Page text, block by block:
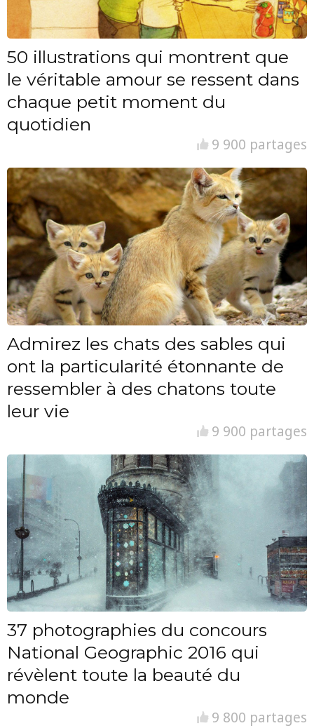
50 illustrations qui montrent que
le véritable amour se ressent dans
chaque petit moment du
quotidien
9 900 partages
Admirez les chats des sables qui
ont la particularité étonnante de
ressembler à des chatons toute
leur vie
9 900 partages
37 photographies du concours
National Geographic 2016 qui
révèlent toute la beauté du
monde
9 800 partages